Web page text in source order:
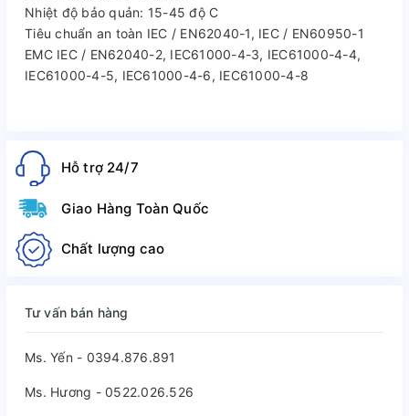
Nhiệt độ bảo quản: 15-45 độ C
Tiêu chuẩn an toàn IEC / EN62040-1, IEC / EN60950-1
EMC IEC / EN62040-2, IEC61000-4-3, IEC61000-4-4,
IEC61000-4-5, IEC61000-4-6, IEC61000-4-8
Hỗ trợ 24/7
Giao Hàng Toàn Quốc
Chất lượng cao
Tư vấn bán hàng
Ms. Yến - 0394.876.891
Ms. Hương - 0522.026.526